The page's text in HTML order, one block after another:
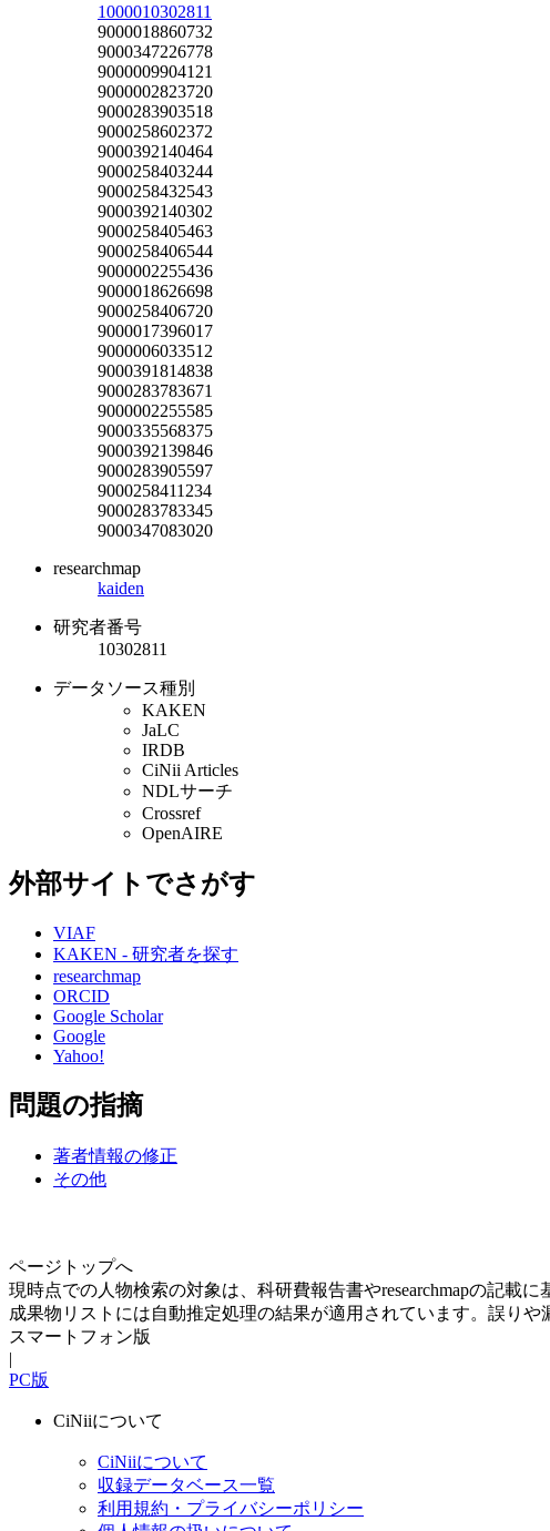
1000010302811
9000018860732
9000347226778
9000009904121
9000002823720
9000283903518
9000258602372
9000392140464
9000258403244
9000258432543
9000392140302
9000258405463
9000258406544
9000002255436
9000018626698
9000258406720
9000017396017
9000006033512
9000391814838
9000283783671
9000002255585
9000335568375
9000392139846
9000283905597
9000258411234
9000283783345
9000347083020
researchmap
kaiden
研究者番号
10302811
データソース種別
KAKEN
JaLC
IRDB
CiNii Articles
NDLサーチ
Crossref
OpenAIRE
外部サイトでさがす
VIAF
KAKEN - 研究者を探す
researchmap
ORCID
Google Scholar
Google
Yahoo!
問題の指摘
著者情報の修正
その他
ページトップへ
現時点での人物検索の対象は、科研費報告書やresearchmapの記載
成果物リストには自動推定処理の結果が適用されています。誤りや
スマートフォン版
|
PC版
CiNiiについて
CiNiiについて
収録データベース一覧
利用規約・プライバシーポリシー